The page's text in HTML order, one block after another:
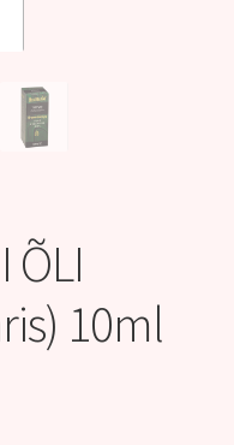
ÕLI
10ml